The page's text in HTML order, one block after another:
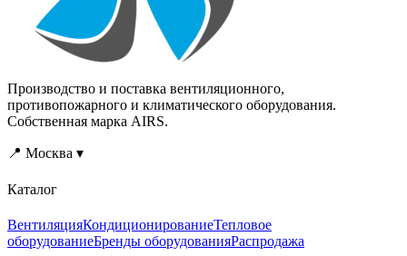
классом
энергоэффективности
А++, рекордной длиной
трасс — 75 м и, что самое
стабильно работает при
температуре от - 20°С
благодаря встроенному
вы дышали свежим
система оснащена
подачи воздуха с улицы,
что дает ей большое
Производство и поставка вентиляционного,
противопожарного и климатического оборудования.
Собственная марка AIRS.
📍 Москва ▾
Каталог
ВентиляцияКондиционированиеТепловое
оборудованиеБренды оборудованияРаспродажа